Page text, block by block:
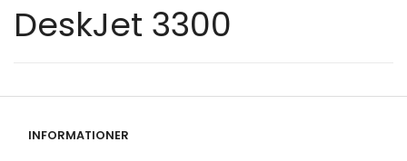
DeskJet 3300
INFORMATIONER